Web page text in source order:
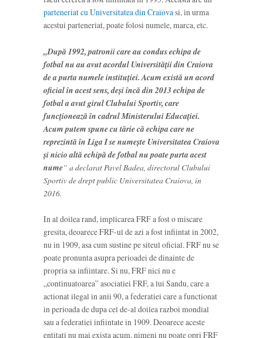
parteneriat cu Universitatea din Craiovasi, in urma
acestui parteneriat, poate folosi numele, marca, etc.
„După 1992, patronii care au condus echipa de
fotbal nu au avut acordul Universităţii din Craiova
de a purta numele instituţiei. Acum există un acord
oficial în acest sens, deşi încă din 2013 echipa de
fotbal a avut girul Clubului Sportiv, care
funcţionează în cadrul Ministerului Educaţiei.
Acum putem spune cu tărie că echipa care ne
reprezintă în Liga I se numeşte Universitatea Craiova
şi nicio altă echipă de fotbal nu poate purta acest
nume” a declarat Pavel Badea, directorul Clubului
Sportiv de drept public Universitatea Craiova, in
2016.
In al doilea rand, implicarea FRF a fost o miscare
gresita, deoarece FRF-ul de azi a fost infiintat in 2002,
nu in 1909, asa cum sustine pe siteul oficial. FRF nu se
poate pronunta asupra perioadei de dinainte de
propria sa infiintare. Si nu, FRF nici nu e
„continuatoarea” asociatiei FRF, a lui Sandu, care a
actionat ilegal in anii 90, a federatiei care a functionat
in perioada de dupa cel de-al doilea razboi mondial
sau a federatiei infiintate in 1909. Deoarece aceste
entitati nu mai exista acum, nimeni nu poate opri FRF